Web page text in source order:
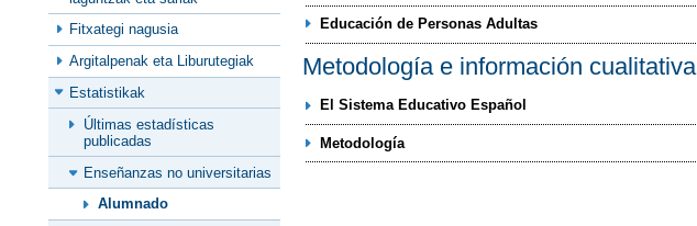
Fitxategi nagusia
Argitalpenak eta Liburutegiak
Estatistikak
Últimas estadísticas
publicadas
Enseñanzas no universitarias
Alumnado
Educación de Personas Adultas
Metodología e información cualitativa
El Sistema Educativo Español
Metodología